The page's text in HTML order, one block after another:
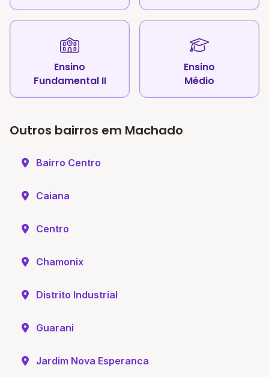
Ensino
Fundamental II
Ensino
Médio
Outros bairros em Machado
Bairro Centro
Caiana
Centro
Chamonix
Distrito Industrial
Guarani
Jardim Nova Esperanca